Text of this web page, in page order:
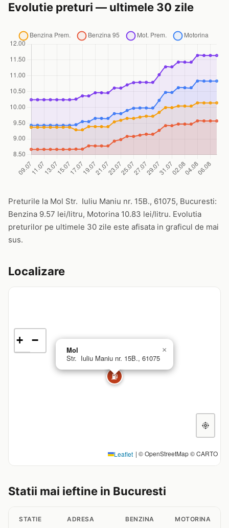
Evolutie preturi — ultimele 30 zile
Preturile la Mol Str. Iuliu Maniu nr. 15B., 61075, Bucuresti:
Benzina 9.57 lei/litru, Motorina 10.83 lei/litru. Evolutia
preturilor pe ultimele 30 zile este afisata in graficul de mai
sus.
Localizare
⛽
Mol
Str. Iuliu Maniu nr. 15B., 61075
×
+ −
Leaflet | © OpenStreetMap © CARTO
Statii mai ieftine in Bucuresti
STATIE ADRESA BENZINA MOTORINA